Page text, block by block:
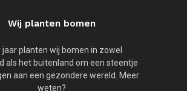
Wij planten bomen
jaar planten wij bomen in zowel
als het buitenland om een steentje
aan een gezondere wereld. Meer
weten?